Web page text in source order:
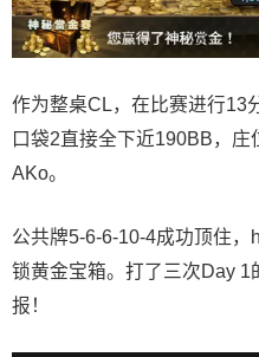
作为整桌CL，在比赛进行13
口袋2直接全下近190BB，
AKo。
公共牌5-6-6-10-4成功顶住
锁黄金宝箱。打了三次Day 1
报！